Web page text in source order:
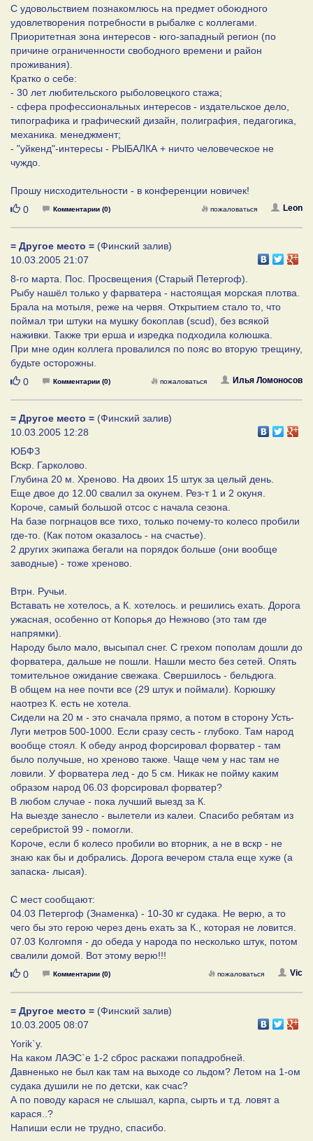
С удовольствием познакомлюсь на предмет обоюдного
удовлетворения потребности в рыбалке с коллегами.
Приоритетная зона интересов - юго-западный регион (по
причине ограниченности свободного времени и район
проживания).
Кратко о себе:
- 30 лет любительского рыболовецкого стажа;
- сфера профессиональных интересов - издательское дело,
типографика и графический дизайн, полиграфия, педагогика,
механика. менеджмент;
- "уйкенд"-интересы - РЫБАЛКА + ничто человеческое не
чуждо.
Прошу нисходительности - в конференции новичек!
Нравится
0 Комментарии (0) Leon
пожаловаться
= Другое место = (Финский залив)
10.03.2005 21:07
8-го марта. Пос. Просвещения (Старый Петергоф).
Рыбу нашёл только у фарватера - настоящая морская плотва.
Брала на мотыля, реже на червя. Открытием стало то, что
поймал три штуки на мушку бокоплав (scud), без всякой
наживки. Также три ерша и изредка подходила колюшка.
При мне один коллега провалился по пояс во вторую трещину,
будьте осторожны.
Нравится
0 Комментарии (0) Илья Ломоносов
пожаловаться
= Другое место = (Финский залив)
10.03.2005 12:28
ЮБФЗ
Вскр. Гарколово.
Глубина 20 м. Хреново. На двоих 15 штук за целый день.
Еще двое до 12.00 свалил за окунем. Рез-т 1 и 2 окуня.
Короче, самый большой отсос с начала сезона.
На базе погрнацов все тихо, только почему-то колесо пробили
где-то. (Как потом оказалось - на счастье).
2 других экипажа бегали на порядок больше (они вообще
заводные) - тоже хреново.
Втрн. Ручьи.
Вставать не хотелось, а К. хотелось. и решились ехать. Дорога
ужасная, особенно от Копорья до Нежново (это там где
напрямки).
Народу было мало, высыпал снег. С грехом пополам дошли до
форватера, дальше не пошли. Нашли место без сетей. Опять
томительное ожидание свежака. Свершилось - бельдюга.
В общем на нее почти все (29 штук и поймали). Корюшку
наотрез К. есть не хотела.
Сидели на 20 м - это сначала прямо, а потом в сторону Усть-
Луги метров 500-1000. Если сразу сесть - глубоко. Там народ
вообще стоял. К обеду анрод форсировал форватер - там
было получьше, но хреново также. Чаще чем у нас там не
ловили. У форватера лед - до 5 см. Никак не пойму каким
образом народ 06.03 форсировал форватер?
В любом случае - пока лучший выезд за К.
На выезде занесло - вылетели из калеи. Спасибо ребятам из
серебристой 99 - помогли.
Короче, если б колесо пробили во вторник, а не в вскр - не
знаю как бы и добрались. Дорога вечером стала еще хуже (а
запаска- лысая).
С мест сообщают:
04.03 Петергоф (Знаменка) - 10-30 кг судака. Не верю, а то
чего бы это герою через день ехать за К., которая не ловится.
07.03 Колгомпя - до обеда у народа по несколько штук, потом
свалили домой. Вот этому верю!!!
Нравится
0 Комментарии (0) Vic
пожаловаться
= Другое место = (Финский залив)
10.03.2005 08:07
Yorik`y.
На каком ЛАЭС`е 1-2 сброс раскажи попадробней.
Давненько не был как там на выходе со льдом? Летом на 1-ом
судака душили не по детски, как счас?
А по поводу карася не слышал, карпа, сырть и т.д. ловят а
карася..?
Напиши если не трудно, спасибо.